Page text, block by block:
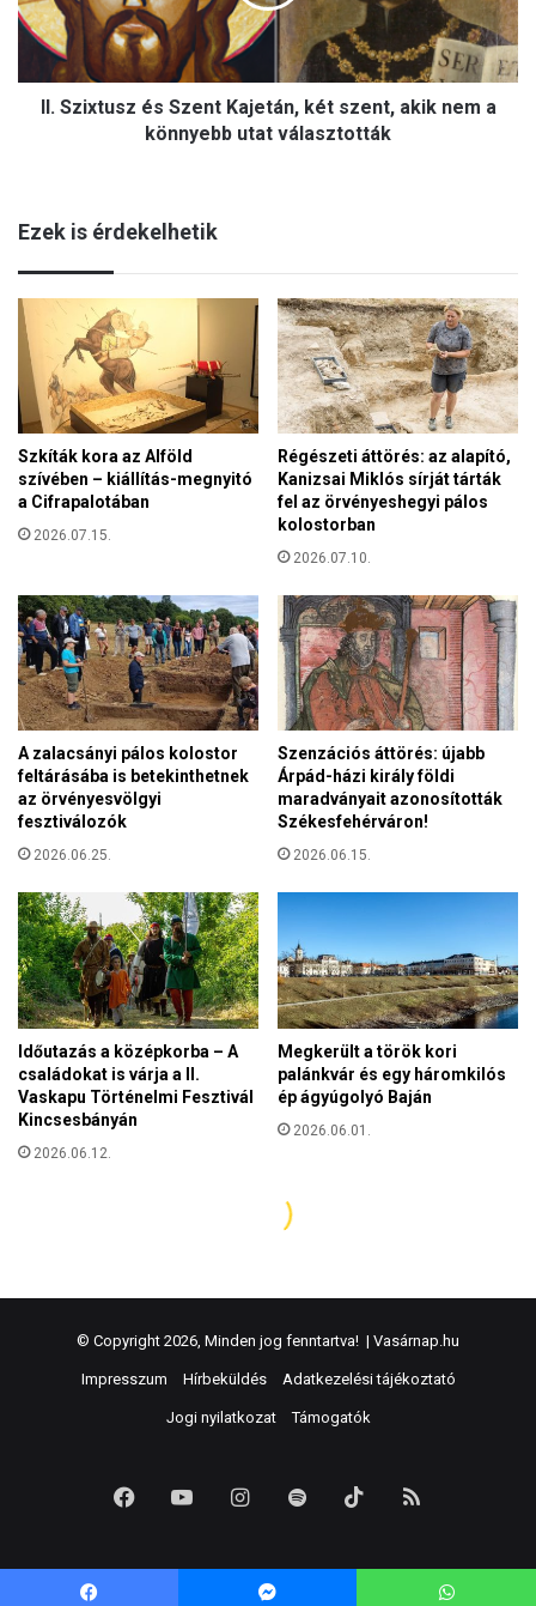
© Copyright 2026, Minden jog fenntartva! | Vasárnap.hu
Impresszum Hírbeküldés Adatkezelési tájékoztató
Jogi nyilatkozat Támogatók
FacebookYouTubeInstagramSpotify TikTokRSS